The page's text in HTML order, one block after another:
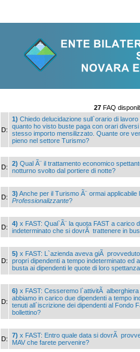
27FAQ
D:
1) Chiedo delucidazione sull`orario di
quanto ho visto buste paga con orari
stesso importo mensilizzato. Quante ore
pieno nel settore Turismo?
D: 2) Qual Ã¨ il trattamento economico
notturno svolto dal portiere di notte?
D: 3) Anche per il Turismo Ã¨ ormai
Professionalizzante?
D: 4) x FAST: Qual`Ã¨ la quota FAST a carico
indeterminato che si dovrÃ trattenere in
D:
5) x FAST: L`azienda aveva giÃ
propri dipendenti a tempo indeterminato ed
busta ai dipendenti le quote di loro
D:
6) x FAST: Cesseremo l`attivitÃ
abbiamo in carico due dipendenti a tempo
tenuti all`iscrizione dei dipendenti al Fondo
bollettino?
D: 7) x FAST: Entro quale data si dovrÃ
MAV che farete pervenire?